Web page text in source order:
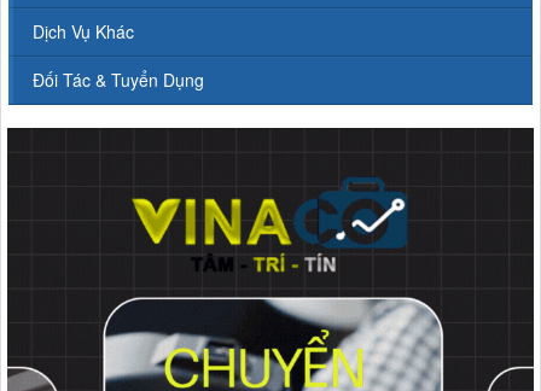
Dịch Vụ Khác
Đối Tác & Tuyển Dụng